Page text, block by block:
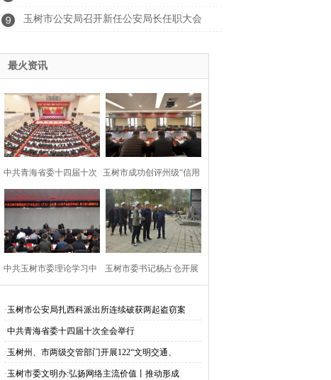
告（
玉树市公安局召开新任公安局长任职大会
最火资讯
中共青海省委十四届十次
全会举行
玉树市成功创评州级“信用
县”
中共玉树市委理论学习中 玉树市委书记杨占仓开展
·玉树市公安局扎西科派出所连续破获两起盗窃案
·中共青海省委十四届十次全会举行
·玉树州、市两级交管部门开展122“文明交通、
·玉树市委文明办:弘扬网络主流价值丨推动形成